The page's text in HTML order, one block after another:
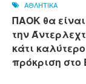
ΑΘΛΗΤΙΚΑ
ΠΑΟΚ θα
την
κάτι
πρόκριση στο